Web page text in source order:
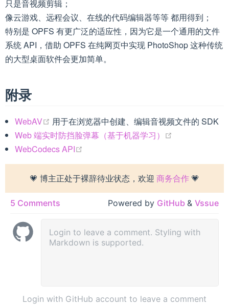
只是音视频剪辑；
像云游戏、远程会议、在线的代码编辑器等等 都用得到；
特别是 OPFS 有更广泛的适应性，因为它是一个通用的文件
系统 API，借助 OPFS 在纯网页中实现 PhotoShop 这种传统
的大型桌面软件会更加简单。
附录
WebAV (opens new window)
用于在浏览器中创建、编辑音视频文件的 SDK
Web 端实时防挡脸弹幕（基于机器学习）
WebCodecs API
💗 博主正处于裸辞待业状态，欢迎 商务合作 💗
5 Comments Powered by GitHub & Vssue
Login with GitHub account to leave a comment